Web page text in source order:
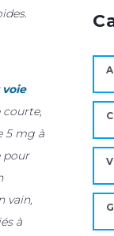
5 mg à
pour
vain,
à